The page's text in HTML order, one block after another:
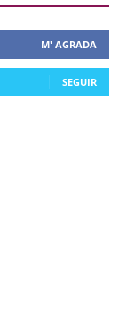
M' AGRADA
SEGUIR